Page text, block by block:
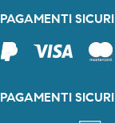
PAGAMENTI SICURI
PAGAMENTI SICURI